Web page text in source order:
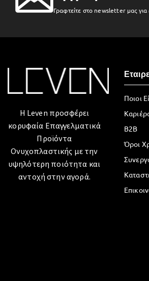
Γραφτείτε στο newsletter μας
Η Leven προσφέρει
κορυφαία Επαγγελματικά
Προϊόντα
Ονυχοπλαστικής με την
υψηλότερη ποιότητα και
αντοχή στην αγορά.
Ποιοι
B2B
Όροι